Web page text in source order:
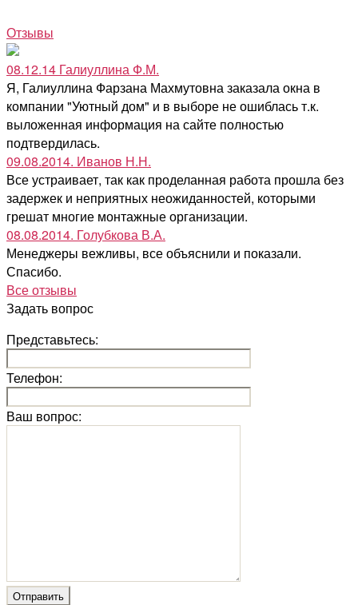
Отзывы
08.12.14 Галиуллина Ф.М.
Я, Галиуллина Фарзана Махмутовна заказала окна в
компании "Уютный дом" и в выборе не ошиблась т.к.
выложенная информация на сайте полностью
подтвердилась.
09.08.2014. Иванов Н.Н.
Все устраивает, так как проделанная работа прошла без
задержек и неприятных неожиданностей, которыми
грешат многие монтажные организации.
08.08.2014. Голубкова В.А.
Менеджеры вежливы, все объяснили и показали.
Спасибо.
Все отзывы
Задать вопрос
Представьтесь:
Телефон:
Ваш вопрос: